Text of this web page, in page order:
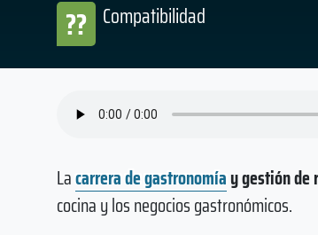
Compatibilidad
??
Lacarrera de gastronomíay gestión de
cocina y los negocios gastronómicos.